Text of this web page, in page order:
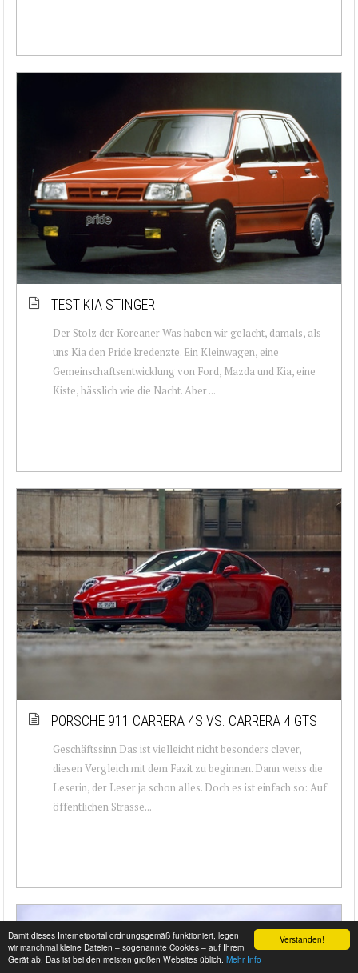
Verstanden!
Damit dieses Internetportal ordnungsgemäß funktioniert, legen
wir manchmal kleine Dateien – sogenannte Cookies – auf Ihrem
Gerät ab. Das ist bei den meisten großen Websites üblich. Mehr Info
TEST KIA STINGER
Der Stolz der Koreaner Was haben wir gelacht, damals, als
uns Kia den Pride kredenzte. Ein Kleinwagen, eine
Gemeinschaftsentwicklung von Ford, Mazda und Kia, eine
Kiste, hässlich wie die Nacht. Aber ...
PORSCHE 911 CARRERA 4S VS. CARRERA 4 GTS
Geschäftssinn Das ist vielleicht nicht besonders clever,
diesen Vergleich mit dem Fazit zu beginnen. Dann weiss die
Leserin, der Leser ja schon alles. Doch es ist einfach so: Auf
öffentlichen Strasse...